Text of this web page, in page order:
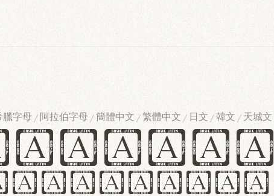
臘字母 / 阿拉伯字母 /簡體中文 /繁體中文 / 日文 /韓文 / 天城文